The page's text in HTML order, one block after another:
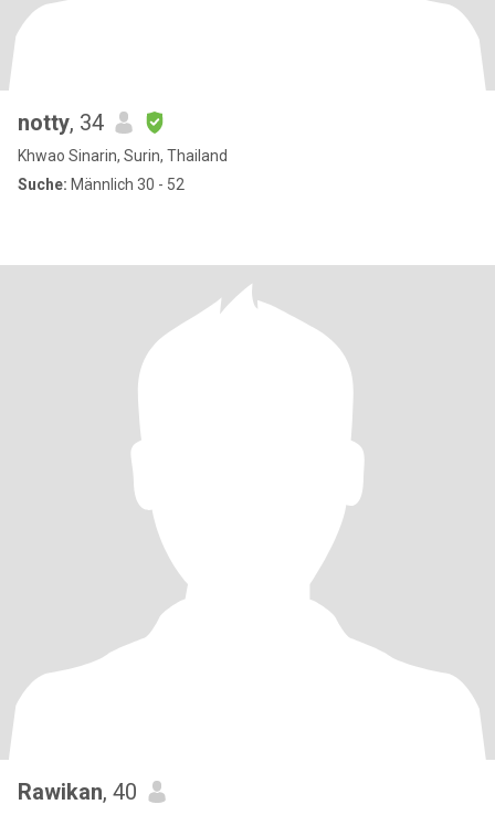
notty, 34
Khwao Sinarin, Surin, Thailand
Suche: Männlich 30 - 52
Rawikan, 40